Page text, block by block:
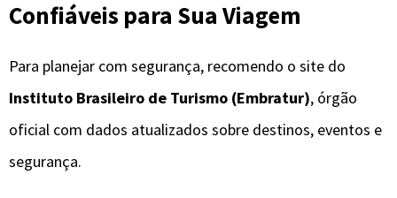
Confiáveis para Sua Viagem
Para planejar com segurança, recomendo o site do
Instituto Brasileiro de Turismo (Embratur), órgão
oficial com dados atualizados sobre destinos, eventos e
segurança.